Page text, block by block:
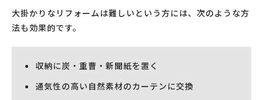
大掛かりなリフォームは難しいという方には、次のような方
法も効果的です。
収納に炭・重曹・新聞紙を置く
通気性の高い自然素材のカーテンに交換